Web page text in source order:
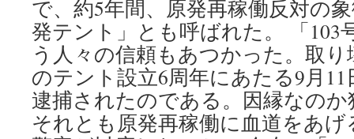
で、約5年間、原発再稼働反対の
発テント」とも呼ばれた。 「103
う人々の信頼もあつかった。取
のテント設立6周年にあたる9月11
逮捕されたのである。因縁なの
それとも原発再稼働に血道をあ